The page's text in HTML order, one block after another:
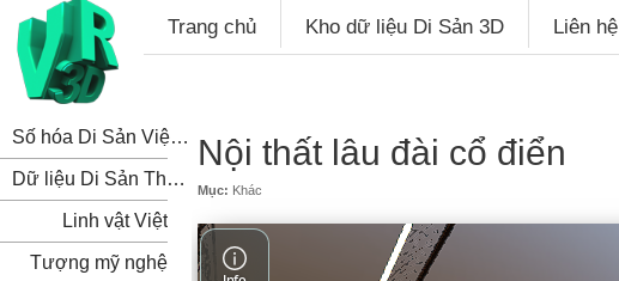
Trang chủ Kho dữ liệu Di Sản 3D Liên hệ
Nội thất lâu đài cổ điển
Mục: Khác
Số hóa Di Sản Việt Nam
Dữ liệu Di Sản Thế Giới
Linh vật Việt
Tượng mỹ nghệ